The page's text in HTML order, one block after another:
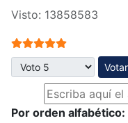
Visto: 13858583
Ratio:5/5
Por favor, vote
Por orden alfabético: